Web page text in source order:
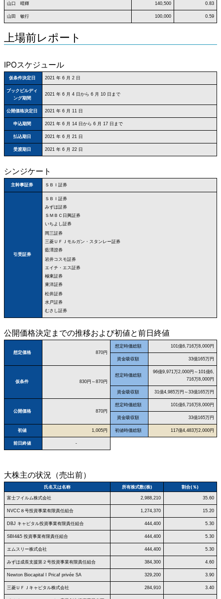
山口 晴輝 140,500 0.83
山田 敏行 100,000 0.59
上場前レポート
IPOスケジュール
仮条件決定日 2021 年 6 月 2 日
ブックビルディ
ング期間
2021 年 6 月 4 日から 6 月 10 日まで
公開価格決定日 2021 年 6 月 11 日
申込期間 2021 年 6 月 14 日から 6 月 17 日まで
払込期日 2021 年 6 月 21 日
受渡期日 2021 年 6 月 22 日
シンジケート
主幹事証券 ＳＢＩ証券
引受証券
ＳＢＩ証券
みずほ証券
ＳＭＢＣ日興証券
いちよし証券
岡三証券
三菱ＵＦＪモルガン・スタンレー証券
藍澤證券
岩井コスモ証券
エイチ・エス証券
極東証券
東洋証券
松井証券
水戸証券
むさし証券
公開価格決定までの推移および初値と前日終値
想定価格 870円
想定時価総額 101億6,716万8,000円
資金吸収額 33億165万円
仮条件 830円～870円
想定時価総額
96億9,971万2,000円～101億6,
716万8,000円
資金吸収額 31億4,985万円～33億165万円
公開価格 870円
想定時価総額 101億6,716万8,000円
資金吸収額 33億165万円
初値 1,005円 初値時価総額 117億4,483万2,000円
前日終値 -
大株主の状況（売出前）
氏名又は名称 所有株式数(株) 割合(％)
富士フイルム株式会社 2,988,210 35.60
NVCC８号投資事業有限責任組合 1,274,370 15.20
DBJ キャピタル投資事業有限責任組合 444,400 5.30
SBI4&5 投資事業有限責任組合 444,400 5.30
エムスリー株式会社 444,400 5.30
みずほ成長支援第２号投資事業有限責任組合 384,300 4.60
Newton Biocapital I Pricaf privée SA 329,200 3.90
三菱ＵＦＪキャピタル株式会社 284,910 3.40